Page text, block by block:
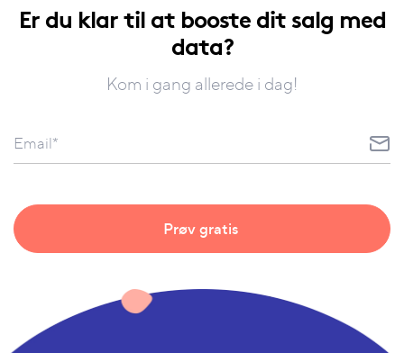
Er du klar til at booste dit salg med
data?
Kom i gang allerede i dag!